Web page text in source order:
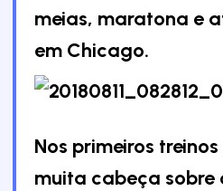
meias, maratona e
em Chicago.
Nos primeiros
muita cabeça sobre